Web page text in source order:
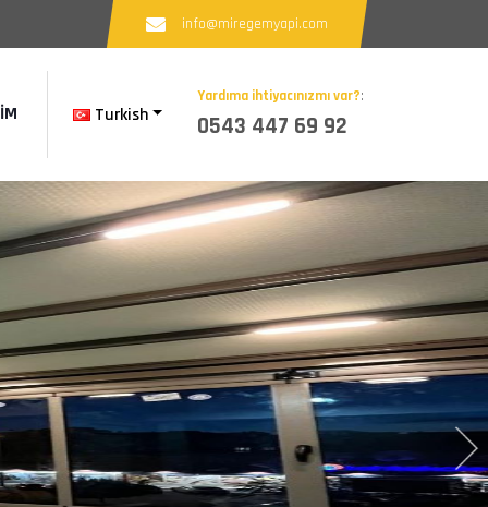
info@miregemyapi.com
Turkish
Yardıma ihtiyacınızmı var?:
0543 447 69 92